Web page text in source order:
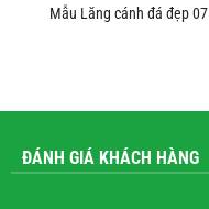
Mẫu Lăng cánh đá đẹp 07
ĐÁNH GIÁ KHÁCH HÀNG